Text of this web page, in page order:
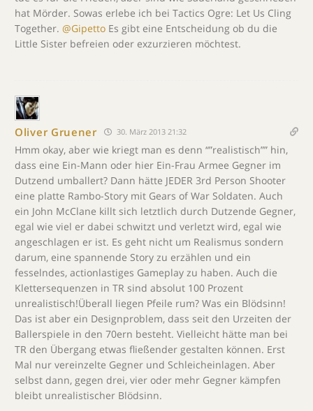
hat Mörder. Sowas erlebe ich bei Tactics Ogre: Let Us Cling
Together. @Gipetto Es gibt eine Entscheidung ob du die
Little Sister befreien oder exzurzieren möchtest.
Oliver Gruener 30. März 2013 21:32
Hmm okay, aber wie kriegt man es denn “”realistisch”” hin,
dass eine Ein-Mann oder hier Ein-Frau Armee Gegner im
Dutzend umballert? Dann hätte JEDER 3rd Person Shooter
eine platte Rambo-Story mit Gears of War Soldaten. Auch
ein John McClane killt sich letztlich durch Dutzende Gegner,
egal wie viel er dabei schwitzt und verletzt wird, egal wie
angeschlagen er ist. Es geht nicht um Realismus sondern
darum, eine spannende Story zu erzählen und ein
fesselndes, actionlastiges Gameplay zu haben. Auch die
Klettersequenzen in TR sind absolut 100 Prozent
unrealistisch!Überall liegen Pfeile rum? Was ein Blödsinn!
Das ist aber ein Designproblem, dass seit den Urzeiten der
Ballerspiele in den 70ern besteht. Vielleicht hätte man bei
TR den Übergang etwas fließender gestalten können. Erst
Mal nur vereinzelte Gegner und Schleicheinlagen. Aber
selbst dann, gegen drei, vier oder mehr Gegner kämpfen
bleibt unrealistischer Blödsinn.